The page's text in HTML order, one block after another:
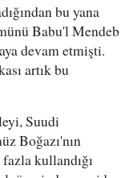
bu yana
Babu'l Mendeb
devam etmişti.
artık bu
Suudi
Boğazı'nın
kullandığı